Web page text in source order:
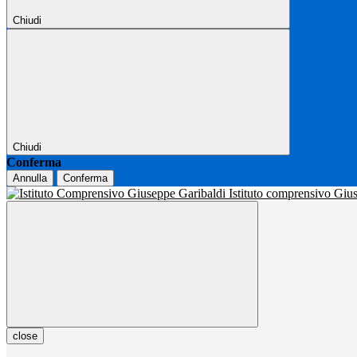
Chiudi
Chiudi
Conferma
Annulla Conferma
Istituto comprensivo
close